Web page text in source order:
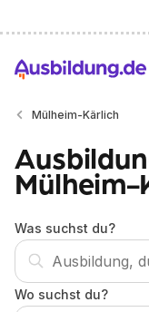
Mülheim-Kärlich
Mülheim-
Was suchst du?
Wo suchst du?